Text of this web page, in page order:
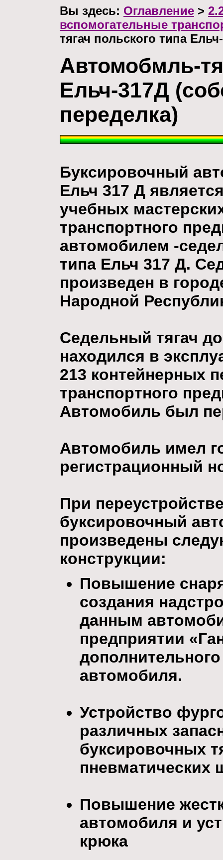
Вы здесь: Оглавление >
вспомогательные
тягач польского типа
Автомобмль-
Ельч-317Д
переделка)
Буксировочный
Ельч 317 Д
учебных
транспортного
автомобилем -
типа Ельч 317 Д.
произведен в
Народной
Седельный тягач
находился в
213 контейнерных
транспортного
Автомобиль был
Автомобиль имел
регистрационный
При
буксировочный
произведены
конструкции:
Повышение
создания
данным
предприятии
автомобиля.
Устройство
различных
буксировочных
пневматических
Повышение
автомобиля и
крюка